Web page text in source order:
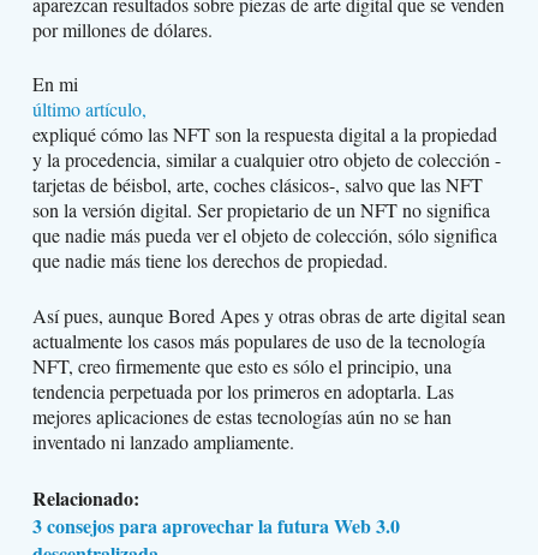
por millones de dólares.
En mi
último artículo,
expliqué cómo las NFT son la respuesta digital a la propiedad
y la procedencia, similar a cualquier otro objeto de colección -
tarjetas de béisbol, arte, coches clásicos-, salvo que las NFT
son la versión digital. Ser propietario de un NFT no significa
que nadie más pueda ver el objeto de colección, sólo significa
que nadie más tiene los derechos de propiedad.
Así pues, aunque Bored Apes y otras obras de arte digital sean
actualmente los casos más populares de uso de la tecnología
NFT, creo firmemente que esto es sólo el principio, una
tendencia perpetuada por los primeros en adoptarla. Las
mejores aplicaciones de estas tecnologías aún no se han
inventado ni lanzado ampliamente.
Relacionado:
3 consejos para aprovechar la futura Web 3.0